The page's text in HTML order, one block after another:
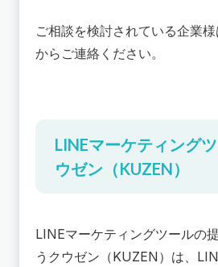
ご相談を検討されている企業
からご連絡ください。
LINEマーケティング
ウゼン（KUZEN）
LINEマーケティングツールの
うクウゼン（KUZEN）は、